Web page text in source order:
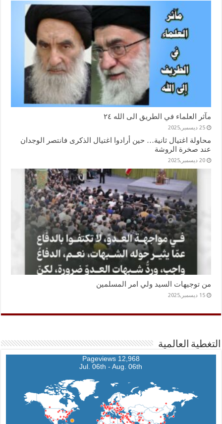
مآثر العلماء في الطريق الى الله ٢٤
25 ديسمبر,2025
محاولة اغتيال ثانية… حين أرادوا اغتيال الذكرى فانتصر الوجدان
عند صخرة الروشة
20 ديسمبر,2025
من توجيهات السيد ولي امر المسلمين
15 ديسمبر,2025
التغطية العالمية
12,968 Pageviews
Jul. 06th - Aug. 06th